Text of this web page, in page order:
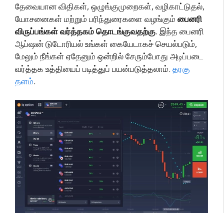
தேவையான விதிகள், ஒழுங்குமுறைகள், வழிகாட்டுதல்,
யோசனைகள் மற்றும் பரிந்துரைகளை வழங்கும் பைனரி
விருப்பங்கள் வர்த்தகம் தொடங்குவதற்கு. இந்த பைனரி
ஆப்ஷன் டுடோரியல் உங்கள் கையேடாகச் செயல்படும்,
மேலும் நீங்கள் ஏதேனும் ஒன்றில் சேரும்போது அடிப்படை
வர்த்தக உத்தியைப் படித்துப் பயன்படுத்தலாம். தரகு
தளம்.